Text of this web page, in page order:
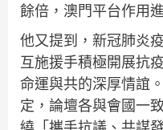
餘倍，澳門平台作用
他又提到，新冠肺炎
互施援手積極開展抗
命運與共的深厚情誼
定，論壇各與會國一